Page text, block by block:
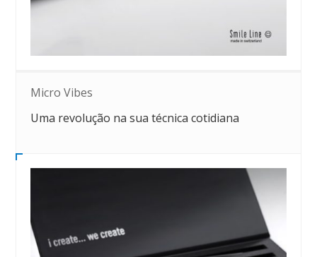
Micro Vibes
Uma revolução na sua técnica cotidiana